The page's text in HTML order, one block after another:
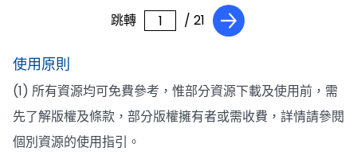
跳轉 / 21
使用原則
(1) 所有資源均可免費參考，惟部分資源下載及使用前，需
先了解版權及條款，部分版權擁有者或需收費，詳情請參閱
個別資源的使用指引。